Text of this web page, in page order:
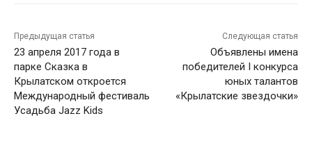
Предыдущая статья
23 апреля 2017 года в
парке Сказка в
Крылатском откроется
Международный фестиваль
Усадьба Jazz Kids
Следующая статья
Объявлены имена
победителей I конкурса
юных талантов
«Крылатские звездочки»